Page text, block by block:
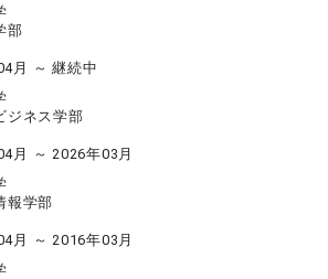
部
月 ～ 継続中
ジネス学部
月 ～ 2026年03月
報学部
月 ～ 2016年03月